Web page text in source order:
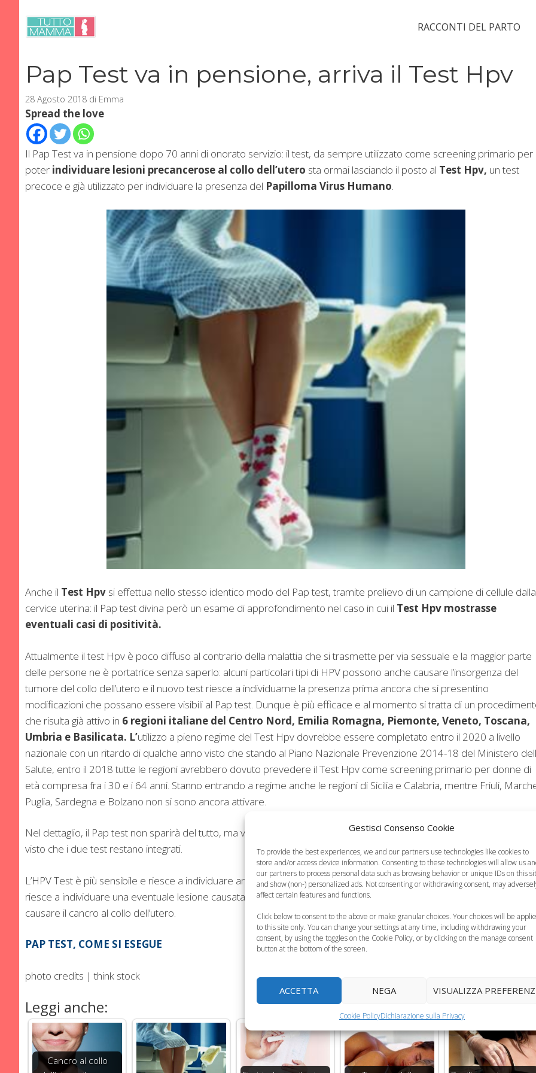
Gestisci Consenso Cookie
To provide the best experiences, we and our partners use technologies like cookies to
store and/or access device information. Consenting to these technologies will allow us
our partners to process personal data such as browsing behavior or unique IDs on this
and show (non-) personalized ads. Not consenting or withdrawing consent, may
affect certain features and functions.
Click below to consent to the above or make granular choices. Your choices will be
to this site only. You can change your settings at any time, including withdrawing your
consent, by using the toggles on the Cookie Policy, or by clicking on the manage consent
button at the bottom of the screen.
ACCETTA NEGA VISUALIZZA
Cookie PolicyDichiarazione sulla Privacy
contenuto
RACCONTI DEL PARTO
Pap Test va in pensione, arriva il Test Hpv
28 Agosto 2018 di Emma
Spread the love
Il Pap Test va in pensione dopo 70 anni di onorato servizio: il test, da sempre utilizzato come screening primario per
poter individuare lesioni precancerose al collo dell’utero sta ormai lasciando il posto al Test Hpv, un test
precoce e già utilizzato per individuare la presenza del Papilloma Virus Humano.
Anche il Test Hpv si effettua nello stesso identico modo del Pap test, tramite prelievo di un campione di cellule dalla
cervice uterina: il Pap test divina però un esame di approfondimento nel caso in cui il Test Hpv mostrasse
eventuali casi di positività.
Attualmente il test Hpv è poco diffuso al contrario della malattia che si trasmette per via sessuale e la maggior parte
delle persone ne è portatrice senza saperlo: alcuni particolari tipi di HPV possono anche causare l’insorgenza del
tumore del collo dell’utero e il nuovo test riesce a individuarne la presenza prima ancora che si presentino
modificazioni che possano essere visibili al Pap test. Dunque è più efficace e al momento si tratta di un
che risulta già attivo in 6 regioni italiane del Centro Nord, Emilia Romagna, Piemonte, Veneto, Toscana,
Umbria e Basilicata. L’utilizzo a pieno regime del Test Hpv dovrebbe essere completato entro il 2020 a livello
nazionale con un ritardo di qualche anno visto che stando al Piano Nazionale Prevenzione 2014-18 del Ministero
Salute, entro il 2018 tutte le regioni avrebbero dovuto prevedere il Test Hpv come screening primario per donne di
età compresa fra i 30 e i 64 anni. Stanno entrando a regime anche le regioni di Sicilia e Calabria, mentre Friuli,
Puglia, Sardegna e Bolzano non si sono ancora attivare.
Nel dettaglio, il Pap test non sparirà del tutto, ma verrà rimpiazzato in caso in cui si riscontri una positività al Test Hpv
visto che i due test restano integrati.
L’HPV Test è più sensibile e riesce a individuare anche eventuali infezioni in corso mentre il Pap test, che è più
riesce a individuare una eventuale lesione causata dalla modificazione cellulare causata dal virus che potrebbe
causare il cancro al collo dell’utero.
PAP TEST, COME SI ESEGUE
photo credits | think stock
Leggi anche:
Cancro al collo